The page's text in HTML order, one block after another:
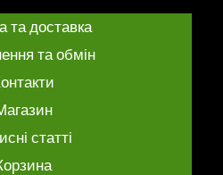
та доставка
та обмін
статті